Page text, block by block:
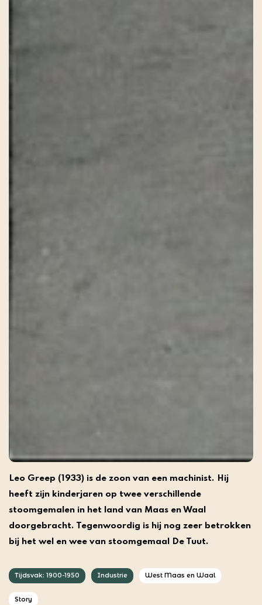
Leo Greep (1933) is de zoon van een machinist. Hij
heeft zijn kinderjaren op twee verschillende
stoomgemalen in het land van Maas en Waal
doorgebracht. Tegenwoordig is hij nog zeer betrokken
bij het wel en wee van stoomgemaal De Tuut.
Tijdsvak: 1900-1950 Industrie West Maas en Waal
Story